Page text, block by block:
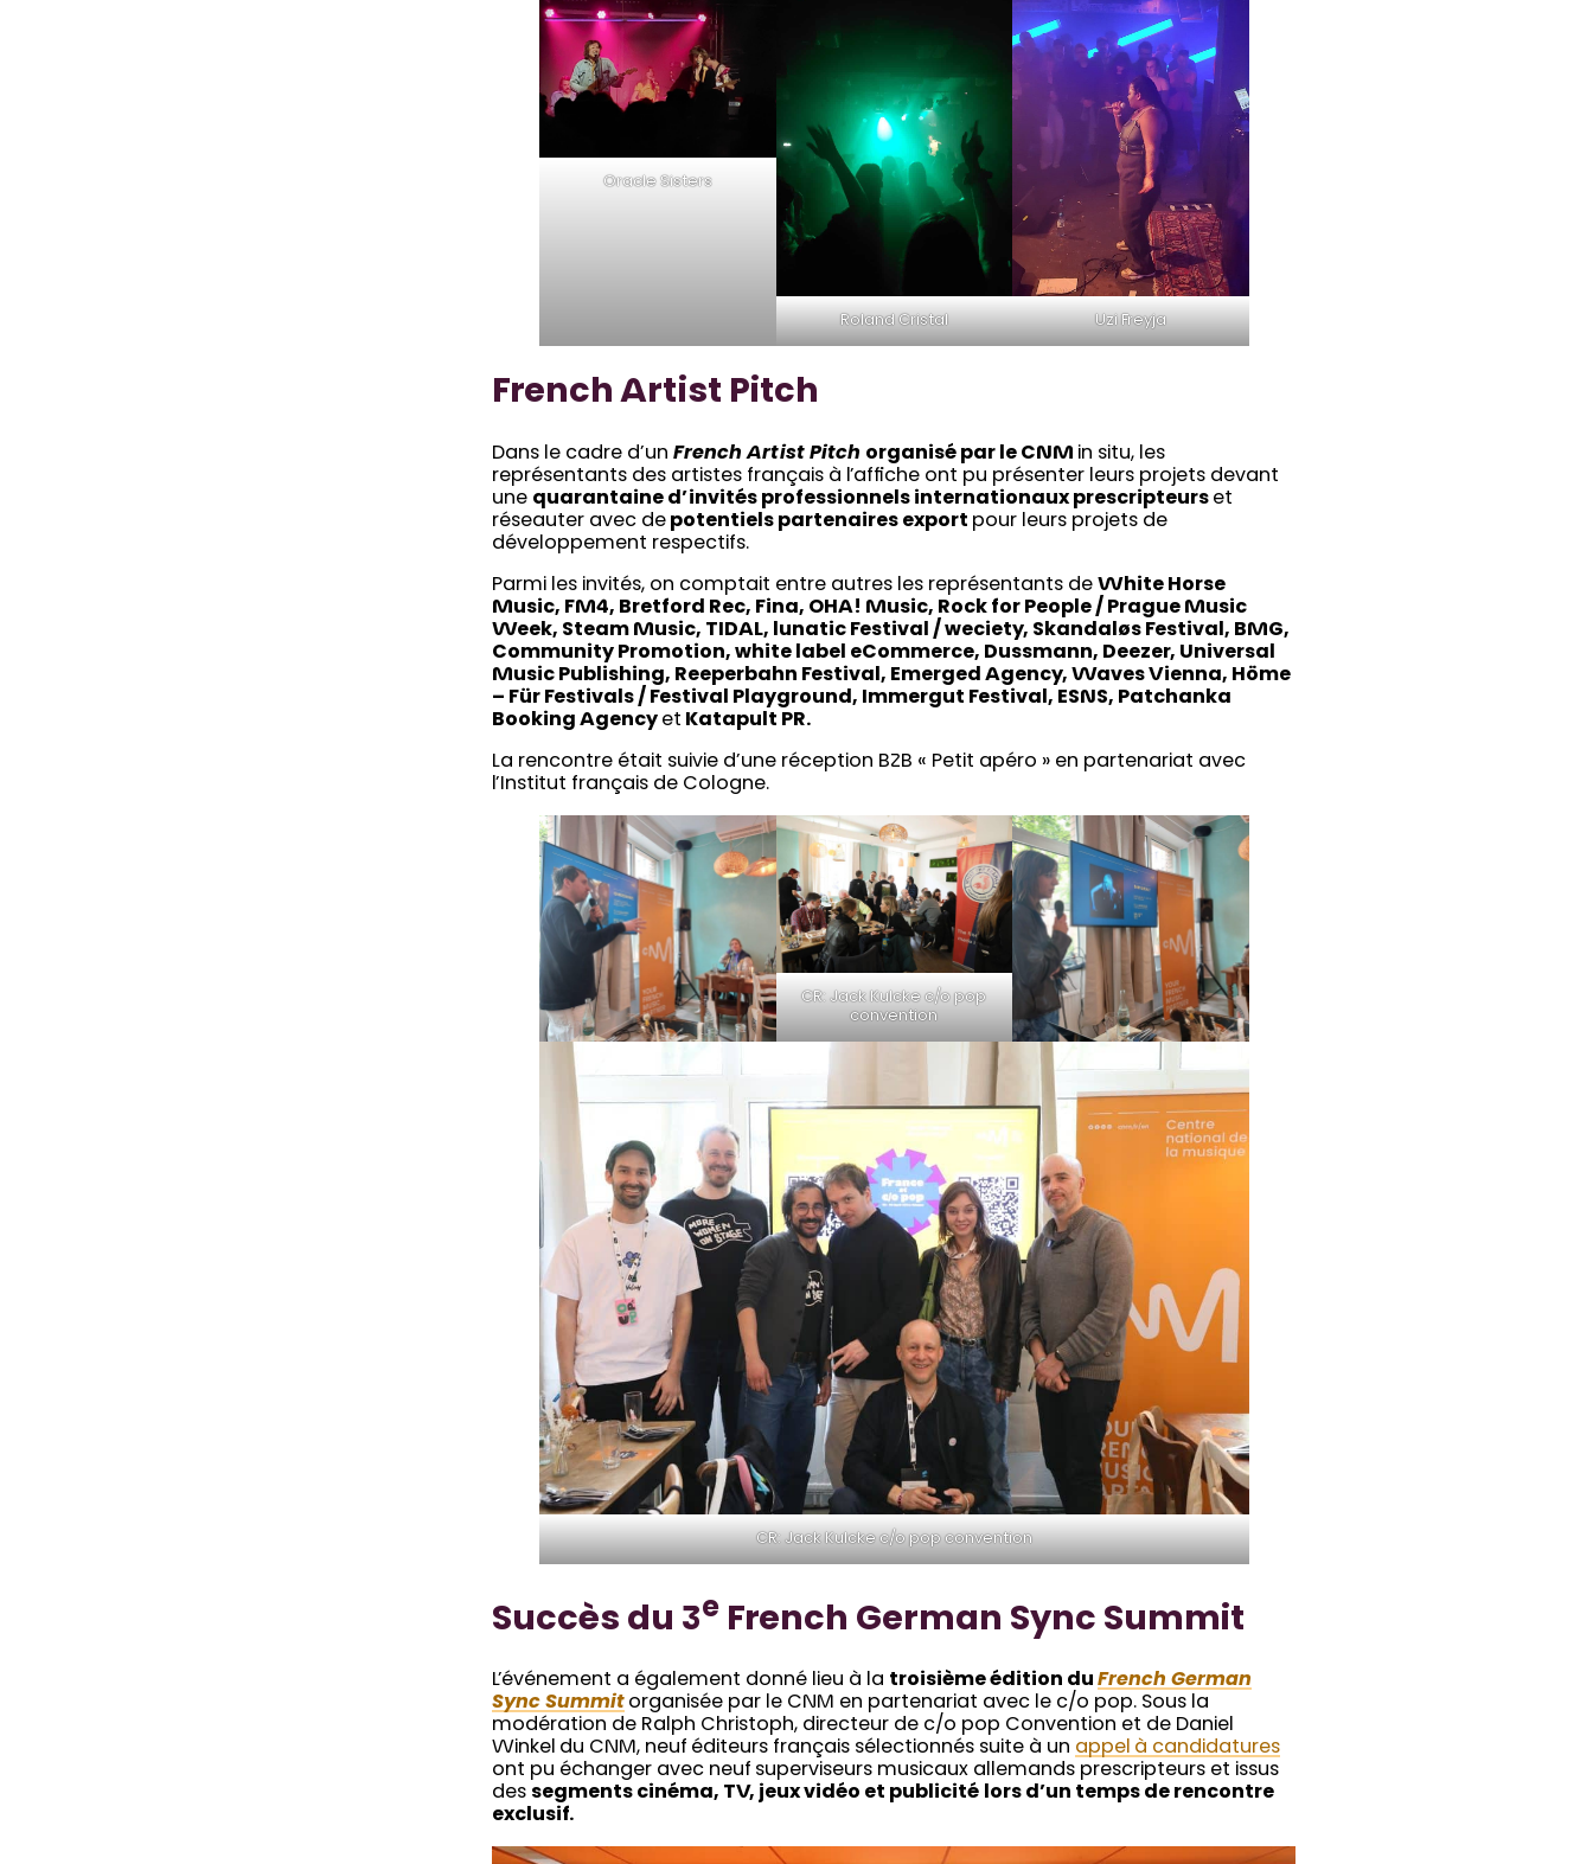
Oracle Sisters
Roland Cristal Uzi Freyja
French Artist Pitch
Dans le cadre d’unFrench Artist Pitch organisé par le CNM in situ, les
représentants des artistes français à l’affiche ont pu présenter leurs projets devant
une quarantaine d’invités professionnels internationaux prescripteurs et
réseauter avec de potentiels partenaires export pour leurs projets de
développement respectifs.
Parmi les invités, on comptait entre autres les représentants deWhite Horse
Music, FM4, Bretford Rec, Fina, OHA! Music, Rock for People / Prague Music
Week, Steam Music, TIDAL, lunatic Festival / weciety, Skandaløs Festival, BMG,
Community Promotion, white label eCommerce, Dussmann, Deezer, Universal
Music Publishing, Reeperbahn Festival, Emerged Agency, Waves Vienna, Höme
– Für Festivals / Festival Playground, Immergut Festival, ESNS, Patchanka
Booking Agency et Katapult PR.
La rencontre était suivie d’une réception B2B « Petit apéro » en partenariat avec
l’Institut français de Cologne.
CR: Jack Kulcke c/o pop
convention
CR: Jack Kulcke c/o pop convention
Succès du 3e French German Sync Summit
L’événement a également donné lieu à la troisième édition duFrench German
Sync Summit organisée par le CNM en partenariat avec le c/o pop. Sous la
modération de Ralph Christoph, directeur de c/o pop Convention et de Daniel
Winkel du CNM, neuf éditeurs français sélectionnés suite à un appel à candidatures
ont pu échanger avec neuf superviseurs musicaux allemands prescripteurs et issus
des segments cinéma, TV, jeux vidéo et publicité lors d’un temps de rencontre
exclusif.